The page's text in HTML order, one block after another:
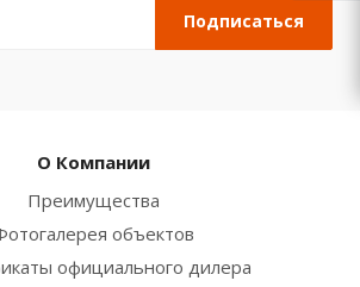
О Компании
Преимущества
объектов
официального дилера